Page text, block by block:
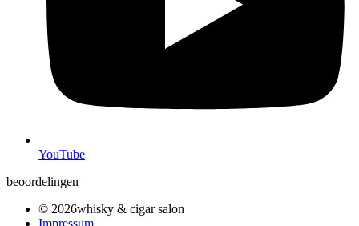
YouTube
beoordelingen
© 2026whisky & cigar salon
Impressum